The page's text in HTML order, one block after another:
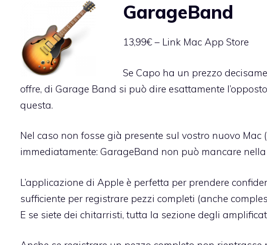
GarageBand
13,99€ – Link Mac App Store
Se Capo ha un prezzo
offre, di Garage Band si può dire esattamente
questa.
Nel caso non fosse già presente sul vostro nuovo
immediatamente: GarageBand non può mancare
L’applicazione di Apple è perfetta per prendere
sufficiente per registrare pezzi completi (anche
E se siete dei chitarristi, tutta la sezione degli